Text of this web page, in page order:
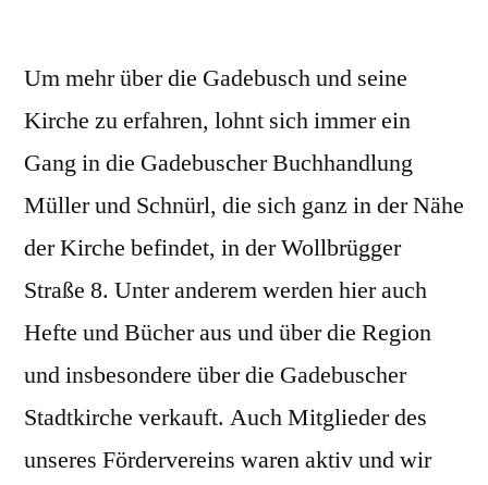
Um mehr über die Gadebusch und seine
Kirche zu erfahren, lohnt sich immer ein
Gang in die Gadebuscher Buchhandlung
Müller und Schnürl, die sich ganz in der Nähe
der Kirche befindet, in der Wollbrügger
Straße 8. Unter anderem werden hier auch
Hefte und Bücher aus und über die Region
und insbesondere über die Gadebuscher
Stadtkirche verkauft. Auch Mitglieder des
unseres Fördervereins waren aktiv und wir